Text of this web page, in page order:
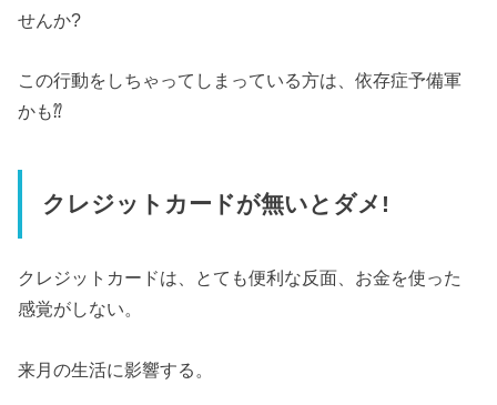
せんか?
この行動をしちゃってしまっている方は、依存症予備軍
かも⁇
クレジットカードが無いとダメ!
クレジットカードは、とても便利な反面、お金を使った
感覚がしない。
来月の生活に影響する。